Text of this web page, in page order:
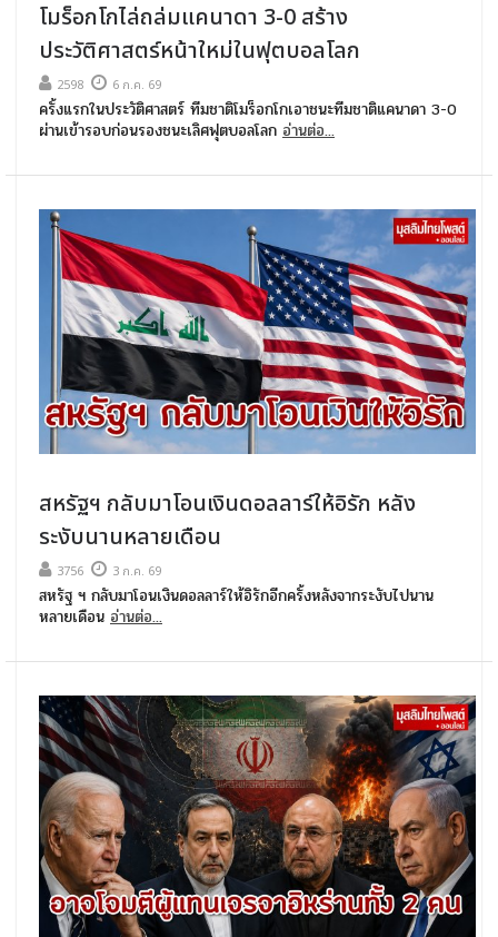
โมร็อกโกไล่ถล่มแคนาดา 3-0 สร้าง
ประวัติศาสตร์หน้าใหม่ในฟุตบอลโลก
2598 6 ก.ค. 69
ครั้งแรกในประวัติศาสตร์ ทีมชาติโมร็อกโกเอาชนะทีมชาติแคนาดา 3-0
ผ่านเข้ารอบก่อนรองชนะเลิศฟุตบอลโลก อ่านต่อ...
สหรัฐฯ กลับมาโอนเงินดอลลาร์ให้อิรัก หลัง
ระงับนานหลายเดือน
3756 3 ก.ค. 69
สหรัฐ ฯ กลับมาโอนเงินดอลลาร์ให้อิรักอีกครั้งหลังจากระงับไปนาน
หลายเดือน อ่านต่อ...